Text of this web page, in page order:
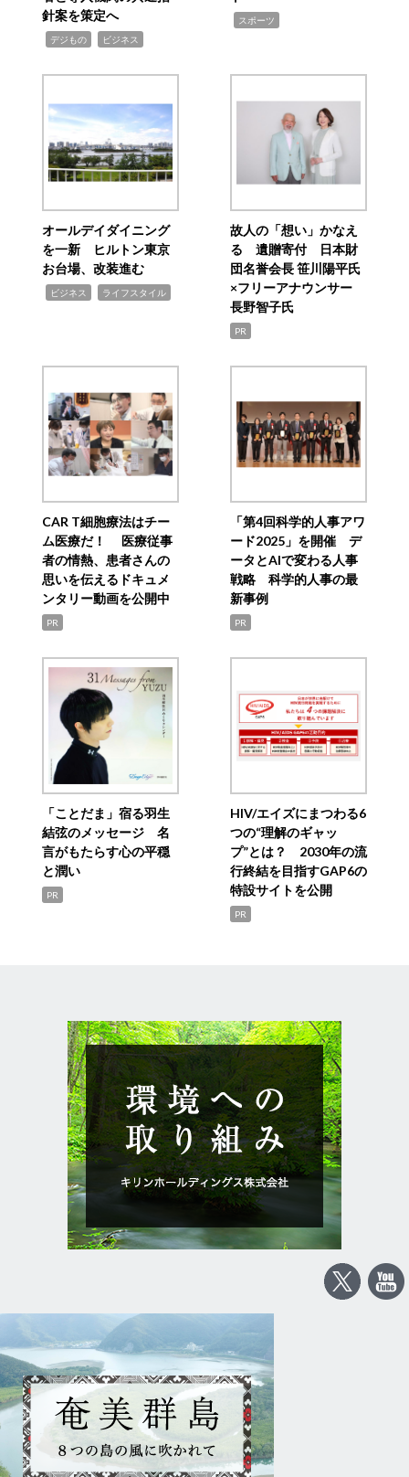
針案を策定へ
デジもの ビジネス
スポーツ
オールデイダイニング
を一新 ヒルトン東京
お台場、改装進む
ビジネス ライフスタイル
故人の「想い」かなえ
る 遺贈寄付 日本財
団名誉会長 笹川陽平氏
×フリーアナウンサー
長野智子氏
PR
CAR T細胞療法はチー
ム医療だ！ 医療従事
者の情熱、患者さんの
思いを伝えるドキュメ
ンタリー動画を公開中
PR
「第4回科学的人事アワ
ード2025」を開催 デ
ータとAIで変わる人事
戦略 科学的人事の最
新事例
PR
「ことだま」宿る羽生
結弦のメッセージ 名
言がもたらす心の平穏
と潤い
PR
HIV/エイズにまつわる6
つの“理解のギャッ
プ”とは？ 2030年の流
行終結を目指すGAP6の
特設サイトを公開
PR